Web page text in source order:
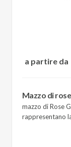
a partire da
Mazzo di
mazzo di Rose
rappresentano